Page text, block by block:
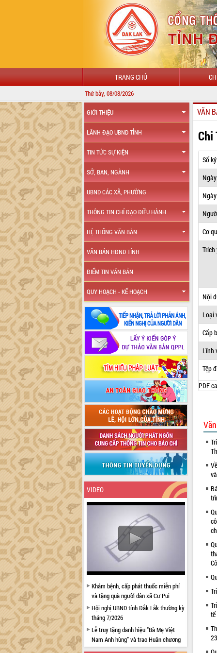
TRANG CHỦ
Thứ bảy, 08/08/2026
GIỚI THIỆU
LÃNH ĐẠO UBND TỈNH
TIN TỨC SỰ KIỆN
SỞ, BAN, NGÀNH
UBND CÁC XÃ, PHƯỜNG
THÔNG TIN CHỈ ĐẠO ĐIỀU HÀNH
HỆ THỐNG VĂN BẢN
VĂN BẢN HĐND TỈNH
ĐIỂM TIN VĂN BẢN
QUY HOẠCH - KẾ HOẠCH
VIDEO
Khám bệnh, cấp phát thuốc miễn phí
và tặng quà người dân xã Cư Pui
Hội nghị UBND tỉnh Đắk Lắk thường kỳ
tháng 7/2026
Lễ truy tặng danh hiệu “Bà Mẹ Việt
Nam Anh hùng” và trao Huân chương
Lao động
VĂN
Chi
Số
Cơ
Trích
Nội
Loại
Cấp
Lĩnh
Tệp
PDF